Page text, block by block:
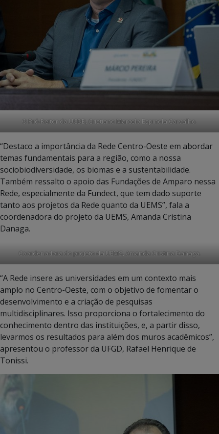
O Pró-Reitor da UCDB, Cristiano Marcelo Espinola Carvalho.
“Destaco a importância da Rede Centro-Oeste em abordar
temas fundamentais para a região, como a nossa
sociobiodiversidade, os biomas e a sustentabilidade.
Também ressalto o apoio das Fundações de Amparo nessa
Rede, especialmente da Fundect, que tem dado suporte
tanto aos projetos da Rede quanto da UEMS”, fala a
coordenadora do projeto da UEMS, Amanda Cristina
Danaga.
Coordenadora do projeto da UEMS, Amanda Cristina Danaga.
“A Rede insere as universidades em um contexto mais
amplo no Centro-Oeste, com o objetivo de fomentar o
desenvolvimento e a criação de pesquisas
multidisciplinares. Isso proporciona o fortalecimento do
conhecimento dentro das instituições, e, a partir disso,
levarmos os resultados para além dos muros acadêmicos”,
apresentou o professor da UFGD, Rafael Henrique de
Tonissi.